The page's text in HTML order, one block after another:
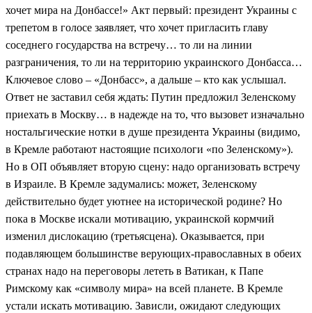
хочет мира на Донбассе!» Акт первый: президент Украины с
трепетом в голосе заявляет, что хочет пригласить главу
соседнего государства на встречу… то ли на линии
разграничения, то ли на территорию украинского Донбасса…
Ключевое слово – «Донбасс», а дальше – кто как услышал.
Ответ не заставил себя ждать: Путин предложил Зеленскому
приехать в Москву… в надежде на то, что вызовет изначально
ностальгические нотки в душе президента Украины (видимо,
в Кремле работают настоящие психологи «по Зеленскому»).
Но в ОП объявляет вторую сцену: надо организовать встречу
в Израиле. В Кремле задумались: может, Зеленскому
действительно будет уютнее на исторической родине? Но
пока в Москве искали мотивацию, украинской кормчий
изменил дислокацию (третьясцена). Оказывается, при
подавляющем большинстве верующих-православных в обеих
странах надо на переговоры лететь в Ватикан, к Папе
Римскому как «символу мира» на всей планете. В Кремле
устали искать мотивацию. Зависли, ожидают следующих